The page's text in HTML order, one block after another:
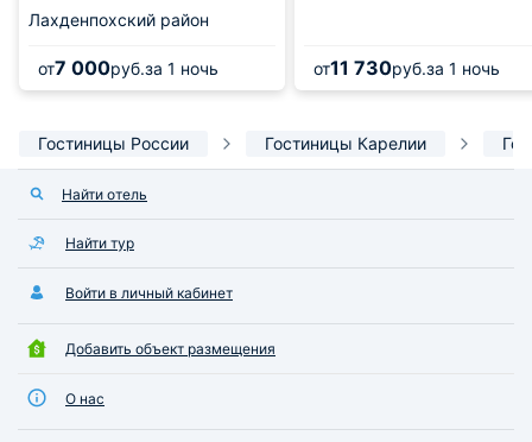
Лахденпохский район
от7 000руб.за 1 ночь от11 730руб.за 1 ночь
Гостиницы России Гостиницы Карелии
Найти отель
Найти тур
Войти в личный кабинет
Добавить объект размещения
О нас